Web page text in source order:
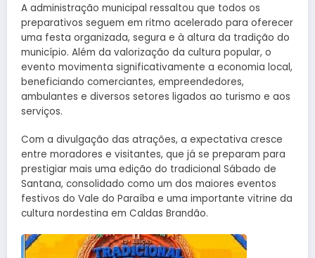
A administração municipal ressaltou que todos os
preparativos seguem em ritmo acelerado para oferecer
uma festa organizada, segura e à altura da tradição do
município. Além da valorização da cultura popular, o
evento movimenta significativamente a economia local,
beneficiando comerciantes, empreendedores,
ambulantes e diversos setores ligados ao turismo e aos
serviços.
Com a divulgação das atrações, a expectativa cresce
entre moradores e visitantes, que já se preparam para
prestigiar mais uma edição do tradicional Sábado de
Santana, consolidado como um dos maiores eventos
festivos do Vale do Paraíba e uma importante vitrine da
cultura nordestina em Caldas Brandão.